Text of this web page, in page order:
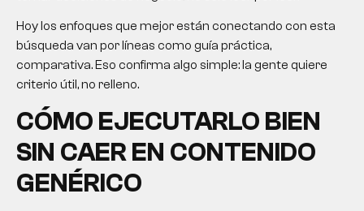
Hoy los enfoques que mejor están conectando con esta
búsqueda van por líneas como guía práctica,
comparativa. Eso confirma algo simple: la gente quiere
criterio útil, no relleno.
CÓMO EJECUTARLO BIEN
SIN CAER EN CONTENIDO
GENÉRICO